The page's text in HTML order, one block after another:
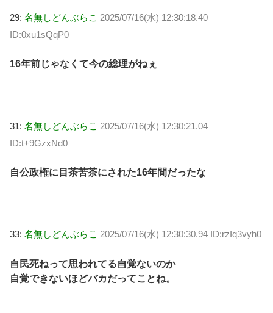
29: 名無しどんぶらこ 2025/07/16(水) 12:30:18.40
ID:0xu1sQqP0
16年前じゃなくて今の総理がねぇ
31: 名無しどんぶらこ 2025/07/16(水) 12:30:21.04
ID:t+9GzxNd0
自公政権に目茶苦茶にされた16年間だったな
33: 名無しどんぶらこ 2025/07/16(水) 12:30:30.94 ID:rzIq3vyh0
自民死ねって思われてる自覚ないのか
自覚できないほどバカだってことね。